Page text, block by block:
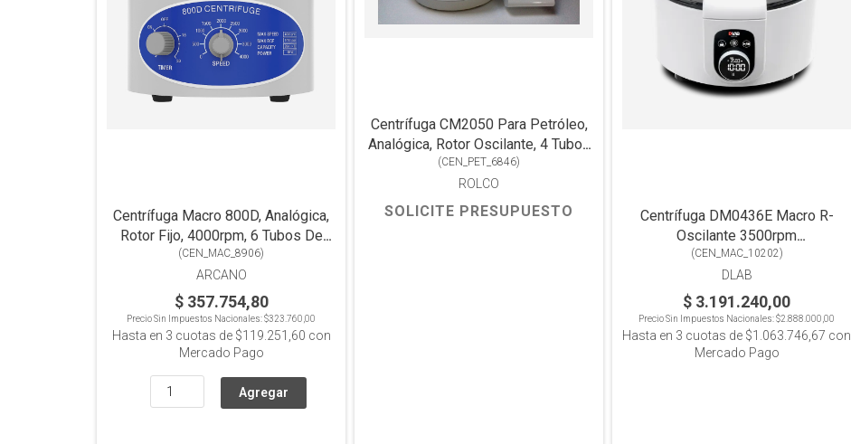
Centrífuga Macro 800D, Analógica,
Rotor Fijo, 4000rpm, 6 Tubos De
10/15ml
(CEN_MAC_8906)
ARCANO
$ 357.754,80
Precio Sin Impuestos Nacionales:$323.760,00
Hasta en 3 cuotas de $119.251,60 con
Mercado Pago
Centrífuga CM2050 Para Petróleo,
Analógica, Rotor Oscilante, 4 Tubos
Torpedo De 100ml
(CEN_PET_6846)
ROLCO
SOLICITE PRESUPUESTO
Centrífuga DM0436E Macro R-
Oscilante 3500rpm
12x10ml/12x15ml
(CEN_MAC_10202)
DLAB
$ 3.191.240,00
Precio Sin Impuestos Nacionales:$2.888.000,00
Hasta en 3 cuotas de $1.063.746,67 con
Mercado Pago